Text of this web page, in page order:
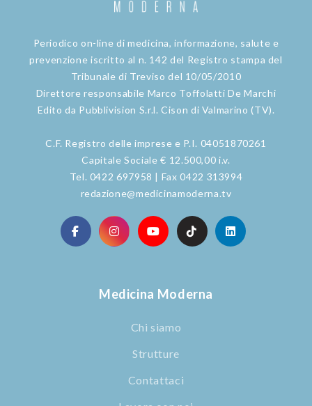
Periodico on-line di medicina, informazione, salute e
prevenzione iscritto al n. 142 del Registro stampa del
Tribunale di Treviso del 10/05/2010
Direttore responsabile Marco Toffolatti De Marchi
Edito da Pubblivision S.r.l. Cison di Valmarino (TV).
C.F. Registro delle imprese e P.I. 04051870261
Capitale Sociale € 12.500,00 i.v.
Tel. 0422 697958 | Fax 0422 313994
redazione@medicinamoderna.tv
Medicina Moderna
Chi siamo
Strutture
Contattaci